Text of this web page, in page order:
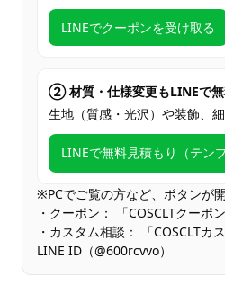
LINEでクーポンを受け取る
② 材質・仕様変更もLINEで
生地（質感・光沢）や装飾、
LINEで無料見積もり（テン
※PCでご覧の方など、ボタンが
・クーポン： 「COSCLTクーポン
・カスタム相談： 「COSCLTカ
LINE ID（@600rcvvo）